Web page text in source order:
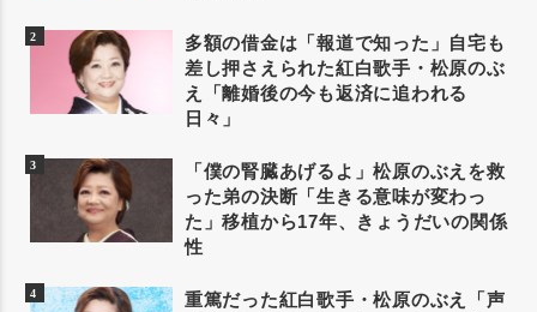
多額の借金は「報道で知った」自宅も
差し押さえられた紅白歌手・松原のぶ
え「離婚後の今も返済に追われる
日々」
「僕の腎臓あげるよ」松原のぶえを救
った弟の決断「生きる意味が変わっ
た」移植から17年、きょうだいの関係
性
重篤だった紅白歌手・松原のぶえ「声